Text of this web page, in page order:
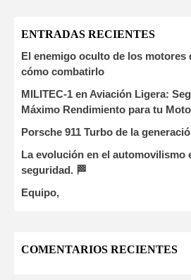
ENTRADAS RECIENTES
El enemigo oculto de los motores
cómo combatirlo
MILITEC-1 en Aviación Ligera:
Máximo Rendimiento para tu
Porsche 911 Turbo de la
La evolución en el automovilismo
seguridad. 🏁
Equipo,
COMENTARIOS RECIENTES